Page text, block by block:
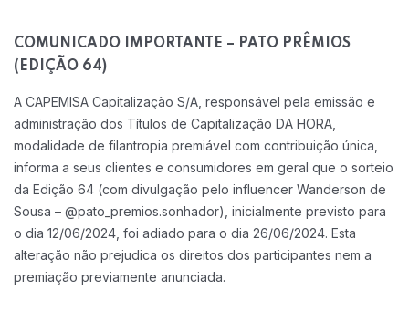
COMUNICADO IMPORTANTE – PATO PRÊMIOS
(EDIÇÃO 64)
A CAPEMISA Capitalização S/A, responsável pela emissão e
administração dos Títulos de Capitalização DA HORA,
modalidade de filantropia premiável com contribuição única,
informa a seus clientes e consumidores em geral que o sorteio
da Edição 64 (com divulgação pelo influencer Wanderson de
Sousa – @pato_premios.sonhador), inicialmente previsto para
o dia 12/06/2024, foi adiado para o dia 26/06/2024. Esta
alteração não prejudica os direitos dos participantes nem a
premiação previamente anunciada.